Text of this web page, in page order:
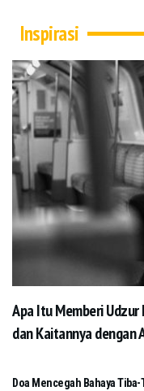
Inspirasi
Apa Itu Memberi
dan Kaitannya dengan
Doa Mencegah Bahaya